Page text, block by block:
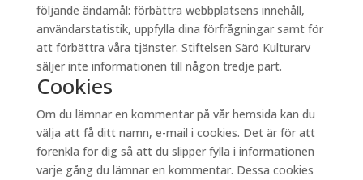
följande ändamål: förbättra webbplatsens innehåll,
användarstatistik, uppfylla dina förfrågningar samt för
att förbättra våra tjänster. Stiftelsen Särö Kulturarv
säljer inte informationen till någon tredje part.
Cookies
Om du lämnar en kommentar på vår hemsida kan du
välja att få ditt namn, e-mail i cookies. Det är för att
förenkla för dig så att du slipper fylla i informationen
varje gång du lämnar en kommentar. Dessa cookies